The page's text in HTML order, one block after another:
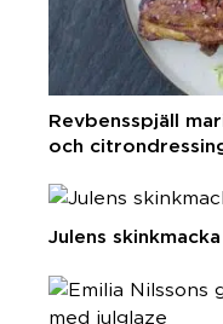
Revbensspjäll
och
Julens